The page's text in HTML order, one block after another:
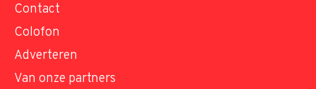
Contact
Colofon
Adverteren
Van onze partners